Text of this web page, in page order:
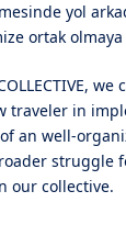
yol
ortak olmaya
traveler in
an well-
struggle
our collective.